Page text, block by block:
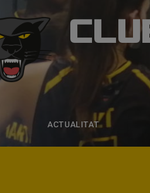
ACTUALITAT
CLUB
ACTUALITAT